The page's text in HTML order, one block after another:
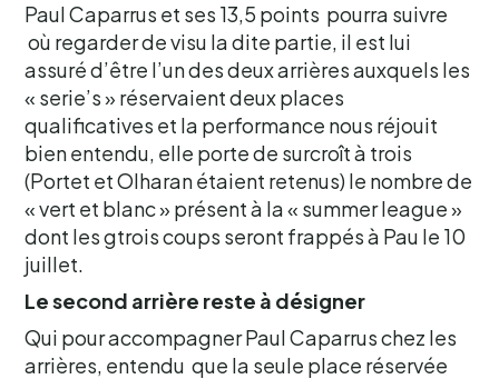
Paul Caparrus et ses 13,5 points pourra suivre
où regarder de visu la dite partie, il est lui
assuré d’être l’un des deux arrières auxquels les
« serie’s » réservaient deux places
qualificatives et la performance nous réjouit
bien entendu, elle porte de surcroît à trois
(Portet et Olharan étaient retenus) le nombre de
« vert et blanc » présent à la « summer league »
dont les gtrois coups seront frappés à Pau le 10
juillet.
Le second arrière reste à désigner
Qui pour accompagner Paul Caparrus chez les
arrières, entendu que la seule place réservée